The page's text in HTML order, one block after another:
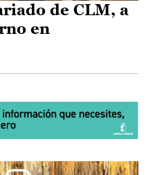
de CLM, a
en